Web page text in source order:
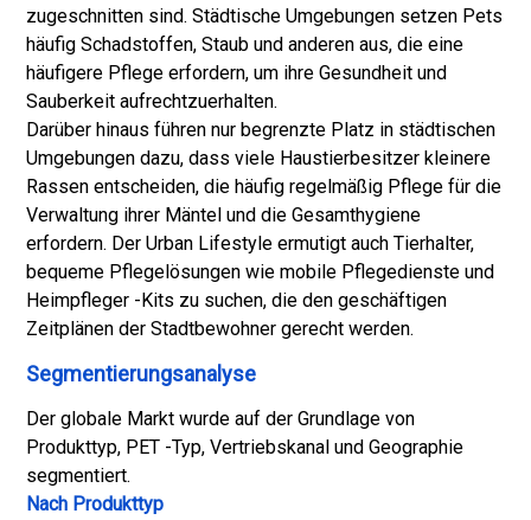
zugeschnitten sind. Städtische Umgebungen setzen Pets
häufig Schadstoffen, Staub und anderen aus, die eine
häufigere Pflege erfordern, um ihre Gesundheit und
Sauberkeit aufrechtzuerhalten.
Darüber hinaus führen nur begrenzte Platz in städtischen
Umgebungen dazu, dass viele Haustierbesitzer kleinere
Rassen entscheiden, die häufig regelmäßig Pflege für die
Verwaltung ihrer Mäntel und die Gesamthygiene
erfordern. Der Urban Lifestyle ermutigt auch Tierhalter,
bequeme Pflegelösungen wie mobile Pflegedienste und
Heimpfleger -Kits zu suchen, die den geschäftigen
Zeitplänen der Stadtbewohner gerecht werden.
Segmentierungsanalyse
Der globale Markt wurde auf der Grundlage von
Produkttyp, PET -Typ, Vertriebskanal und Geographie
segmentiert.
Nach Produkttyp